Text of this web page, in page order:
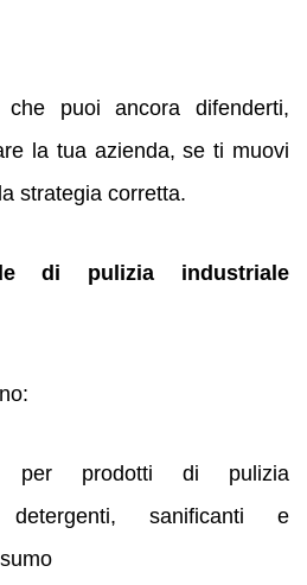
puoi ancora difenderti,
la tua azienda, se ti muovi
strategia corretta.
di pulizia industriale
per prodotti di pulizia
detergenti, sanificanti e